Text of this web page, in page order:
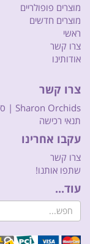
מוצרים פופולריים
מוצרים חדשים
ראשי
צרו קשר
אודותינו
צרו קשר
Sharon Orchids | סחלבים בשרון
תנאי רכישה
עקבו אחרינו
צרו קשר
שתפו אותנו!
עוד...